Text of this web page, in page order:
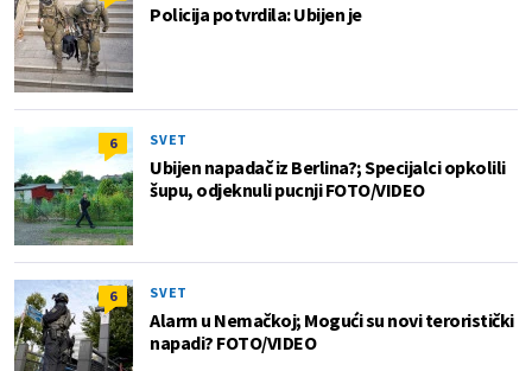
Policija potvrdila: Ubijen je
6 SVET
Ubijen napadač iz Berlina?; Specijalci opkolili
šupu, odjeknuli pucnji FOTO/VIDEO
6 SVET
Alarm u Nemačkoj; Mogući su novi teroristički
napadi? FOTO/VIDEO